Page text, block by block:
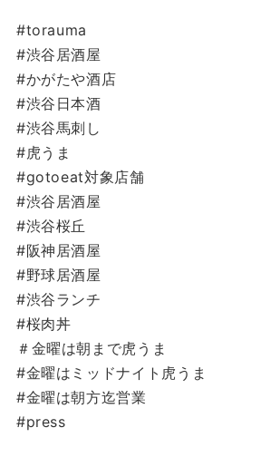
#torauma
#渋谷居酒屋
#かがたや酒店
#渋谷日本酒
#渋谷馬刺し
#虎うま
#gotoeat対象店舗
#渋谷居酒屋
#渋谷桜丘
#阪神居酒屋
#野球居酒屋
#渋谷ランチ
#桜肉丼
＃金曜は朝まで虎うま
#金曜はミッドナイト虎うま
#金曜は朝方迄営業
#press